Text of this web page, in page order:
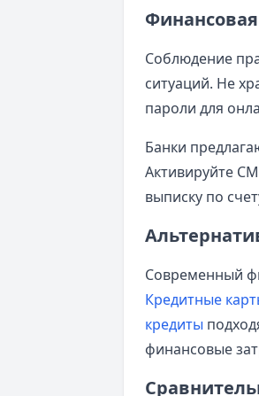
Соблюдение
ситуаций. Не
пароли для
Банки
Активируйте
выписку по
Современный
Кредитные
кредиты
финансовые